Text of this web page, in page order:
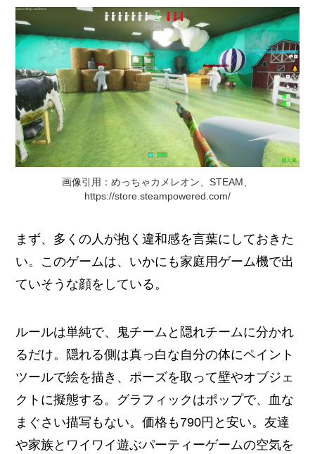
画像引用：めっちゃカメレオン、STEAM、
https://store.steampowered.com/
まず、多くの人が抱く違和感を言葉にしておきた
い。このゲームは、いかにも家庭用ゲーム機で出
ていそうな顔をしている。
ルールは単純で、鬼チームと隠れチームに分かれ
るだけ。隠れる側は真っ白な自分の体にペイント
ツールで絵を描き、ポーズを取って壁やオブジェ
クトに擬態する。グラフィックはポップで、血な
まぐさい描写もない。価格も790円と安い。友達
や家族とワイワイ遊ぶパーティーゲームの空気を